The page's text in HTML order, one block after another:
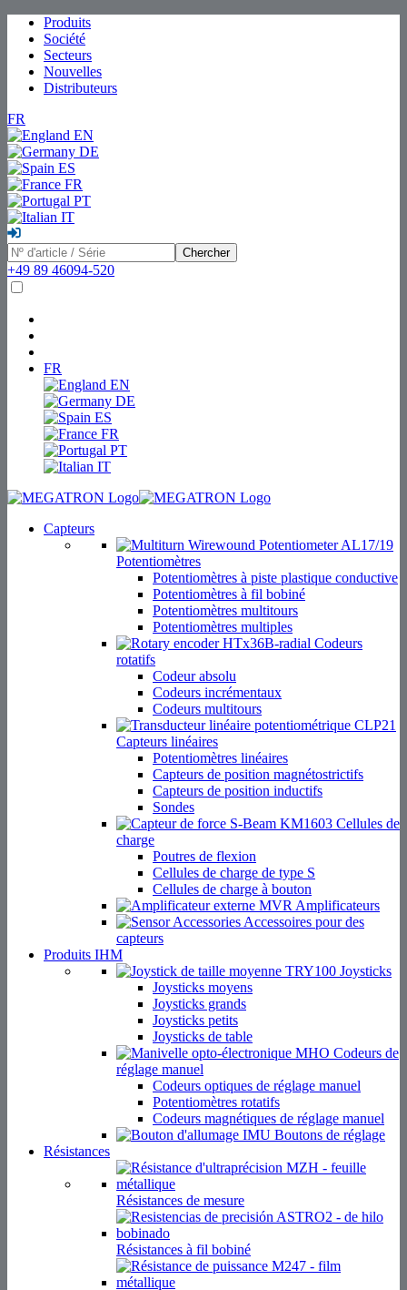
Produits
Société
Secteurs
Nouvelles
Distributeurs
FR
EN
DE
ES
FR
PT
IT
Chercher
+49 89 46094-520
FR
EN
DE
ES
FR
PT
IT
Capteurs
Potentiomètres
Potentiomètres à piste plastique conductive
Potentiomètres à fil bobiné
Potentiomètres multitours
Potentiomètres multiples
Codeurs
rotatifs
Codeur absolu
Codeurs incrémentaux
Codeurs multitours
Capteurs linéaires
Potentiomètres linéaires
Capteurs de position magnétostrictifs
Capteurs de position inductifs
Sondes
Cellules de
charge
Poutres de flexion
Cellules de charge de type S
Cellules de charge à bouton
Amplificateurs
Accessoires pour des
capteurs
Produits IHM
Joysticks
Joysticks moyens
Joysticks grands
Joysticks petits
Joysticks de table
Codeurs de
réglage manuel
Codeurs optiques de réglage manuel
Potentiomètres rotatifs
Codeurs magnétiques de réglage manuel
Boutons de réglage
Résistances
Résistances de mesure
Résistances à fil bobiné